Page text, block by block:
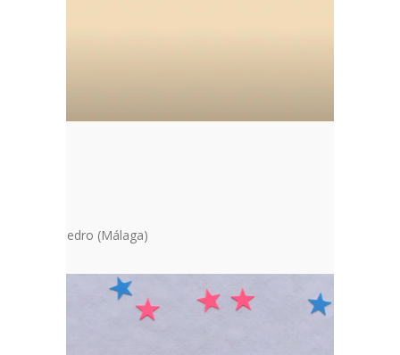
San Pedro (Málaga)